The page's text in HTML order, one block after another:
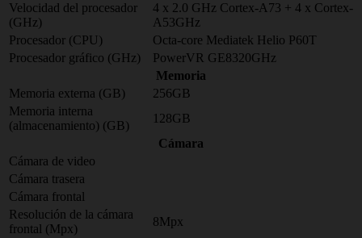
Velocidad del procesador
(GHz)
4 x 2.0 GHz Cortex-A73 + 4 x Cortex-
A53GHz
Procesador (CPU)
Octa-core Mediatek Helio P60T
Procesador gráfico (GHz)
PowerVR GE8320GHz
Memoria
Memoria externa (GB)
256GB
Memoria interna
(almacenamiento) (GB)
128GB
Cámara
Cámara de video
Cámara trasera
Cámara frontal
Resolución de la cámara
frontal (Mpx)
8Mpx